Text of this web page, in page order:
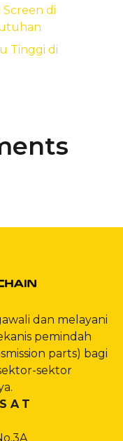
di
Tinggi di
dan melayani
pemindah
parts) bagi
sektor